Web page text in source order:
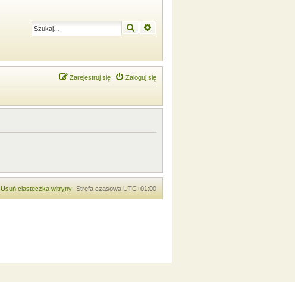
Szukaj
Zaloguj się
Zarejestruj się
Strefa czasowa UTC+01:00
Usuń ciasteczka witryny